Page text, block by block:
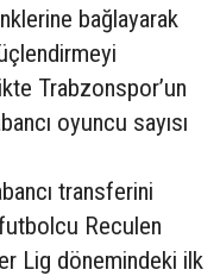
bağlayarak
Trabzonspor’un
oyuncu sayısı
transferini
Reculen
Lig dönemindeki ilk